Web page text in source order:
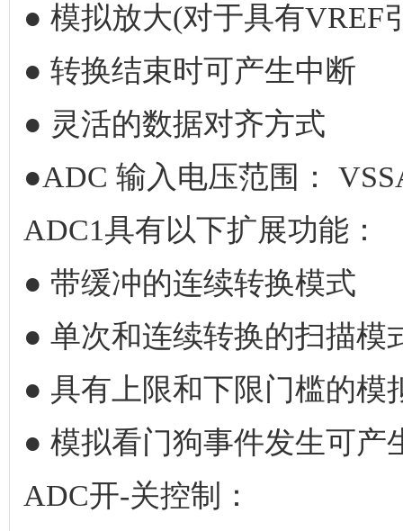
● 模拟放大(对于具有VREF
● 转换结束时可产生中断
● 灵活的数据对齐方式
●ADC 输入电压范围：
ADC1具有以下扩展功能：
● 带缓冲的连续转换模式
● 单次和连续转换的扫描模
● 具有上限和下限门槛的模
● 模拟看门狗事件发生可产
ADC开-关控制：